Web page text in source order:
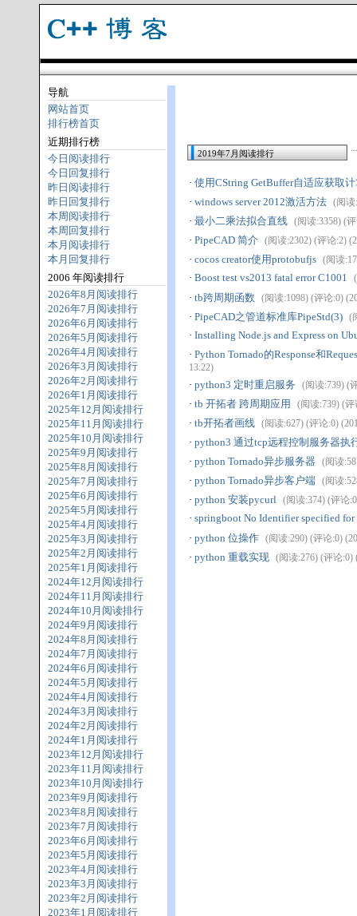
导航
网站首页
排行榜首页
近期排行榜
今日阅读排行
今日回复排行
昨日阅读排行
昨日回复排行
本周阅读排行
本周回复排行
本月阅读排行
本月回复排行
2006 年阅读排行
2026年8月阅读排行
2026年7月阅读排行
2026年6月阅读排行
2026年5月阅读排行
2026年4月阅读排行
2026年3月阅读排行
2026年2月阅读排行
2026年1月阅读排行
2025年12月阅读排行
2025年11月阅读排行
2025年10月阅读排行
2025年9月阅读排行
2025年8月阅读排行
2025年7月阅读排行
2025年6月阅读排行
2025年5月阅读排行
2025年4月阅读排行
2025年3月阅读排行
2025年2月阅读排行
2025年1月阅读排行
2024年12月阅读排行
2024年11月阅读排行
2024年10月阅读排行
2024年9月阅读排行
2024年8月阅读排行
2024年7月阅读排行
2024年6月阅读排行
2024年5月阅读排行
2024年4月阅读排行
2024年3月阅读排行
2024年2月阅读排行
2024年1月阅读排行
2023年12月阅读排行
2023年11月阅读排行
2023年10月阅读排行
2023年9月阅读排行
2023年8月阅读排行
2023年7月阅读排行
2023年6月阅读排行
2023年5月阅读排行
2023年4月阅读排行
2023年3月阅读排行
2023年2月阅读排行
2023年1月阅读排行
2019年7月阅读排行
· 使用CString GetBuffer自适应获取
· windows server 2012激活方法 (阅读
· 最小二乘法拟合直线 (阅读:3358) (
· PipeCAD 简介 (阅读:2302) (评论:2)
· cocos creator使用protobufjs (阅读
· Boost test vs2013 fatal error C1001
· tb跨周期函数 (阅读:1098) (评论:0)
· PipeCAD之管道标准库PipeStd(3) (
· Installing Node.js and Express on
· Python Tornado的Response和
13:22)
· python3 定时重启服务 (阅读:739) (
· tb 开拓者 跨周期应用 (阅读:739) (评
· tb开拓者画线 (阅读:627) (评论:0)
· python3 通过tcp远程控制服务器执
· python Tornado异步服务器 (阅读
· python Tornado异步客户端 (阅读
· python 安装pycurl (阅读:374) (评论
· springboot No Identifier specified
· python 位操作 (阅读:290) (评论:0)
· python 重载实现 (阅读:276) (评论:0)